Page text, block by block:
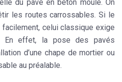
du pavé en béton moulé. On
les routes carrossables. Si le
facilement, celui classique exige
En effet, la pose des pavés
d’une chape de mortier ou
au préalable.